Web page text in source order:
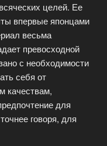
целей. Ее
впервые японцами
весьма
превосходной
с необходимости
себя от
качествам,
для
говоря, для